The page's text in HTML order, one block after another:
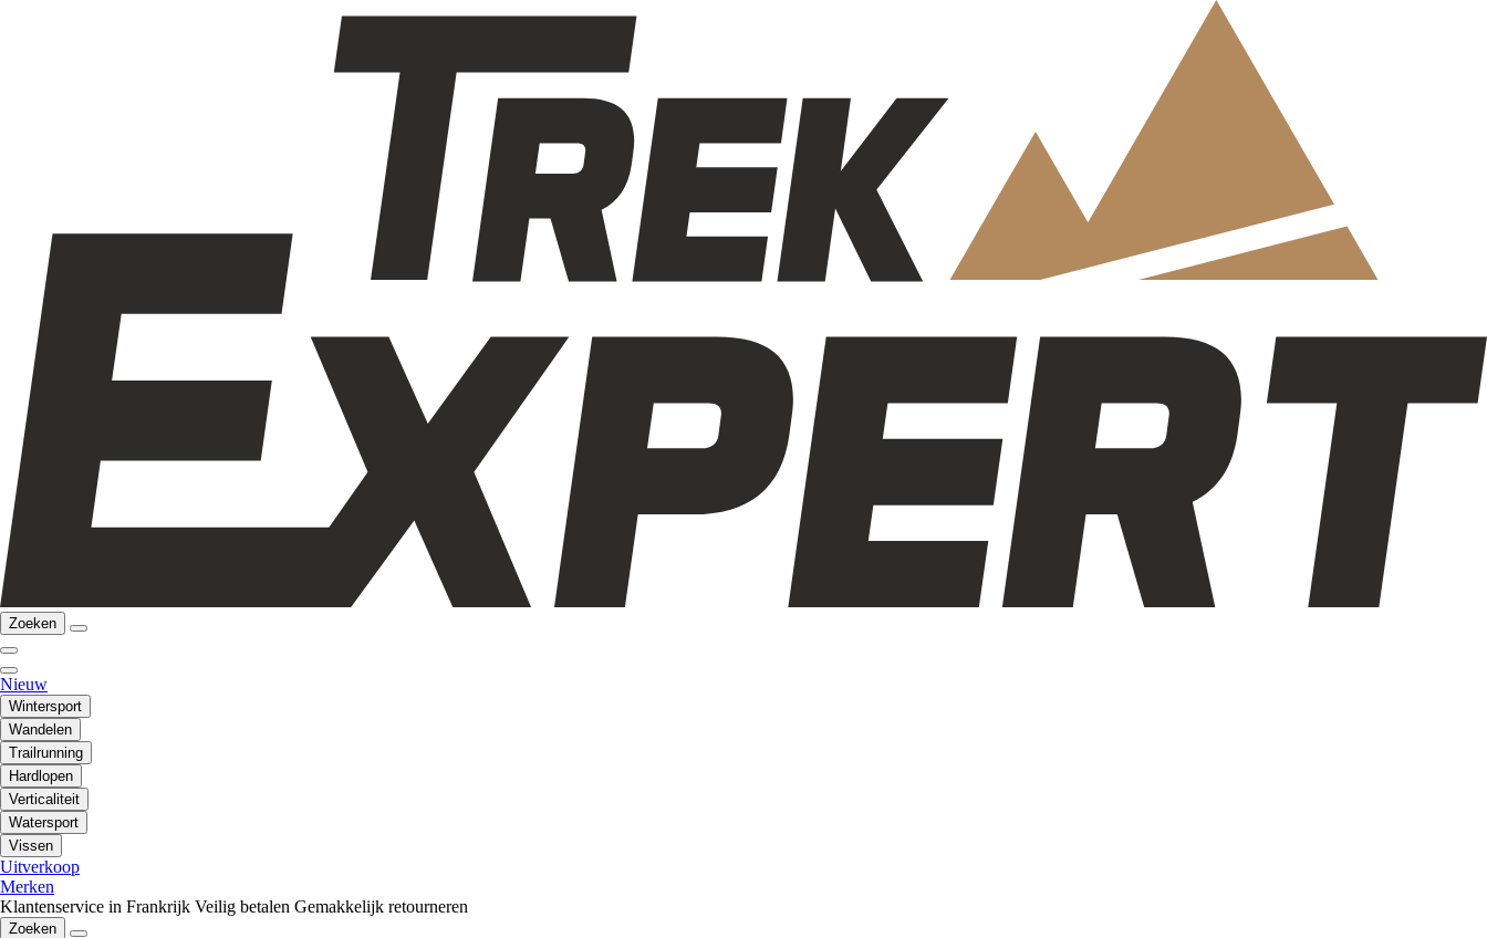
Zoeken
Nieuw
Wintersport
Wandelen
Trailrunning
Hardlopen
Verticaliteit
Watersport
Vissen
Uitverkoop
Merken
Klantenservice in Frankrijk Veilig betalen Gemakkelijk retourneren
Zoeken